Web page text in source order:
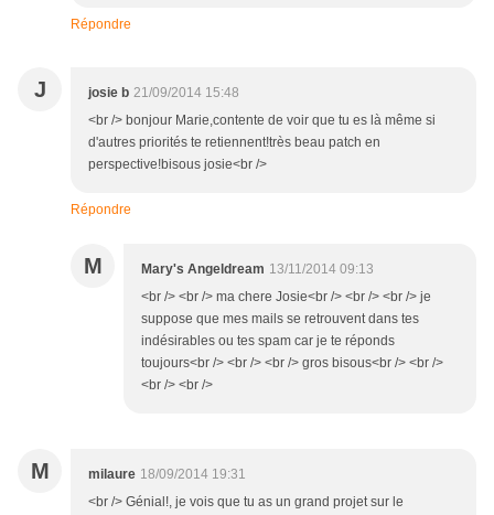
Répondre
J josie b 21/09/2014 15:48
<br /> bonjour Marie,contente de voir que tu es là même si
d'autres priorités te retiennent!très beau patch en
perspective!bisous josie<br />
Répondre
M Mary's Angeldream 13/11/2014 09:13
<br /> <br /> ma chere Josie<br /> <br /> <br /> je
suppose que mes mails se retrouvent dans tes
indésirables ou tes spam car je te réponds
toujours<br /> <br /> <br /> gros bisous<br /> <br />
<br /> <br />
M milaure 18/09/2014 19:31
<br /> Génial!, je vois que tu as un grand projet sur le